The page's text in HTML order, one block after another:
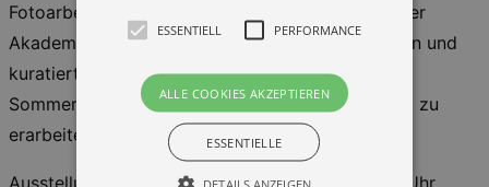
Fotoarbeiten gezeigt. Wesentlicher Bestandteil der
Akademie ist es, gemeinsam mit den Dozierenden und
kuratiert von Anke Dietrich, Leiterin der
Sommerakademie, die Teilnehmendenausstellung zu
erarbeiten und zu präsentieren.
Ausstellungsdauer: 6.-20.8.2022 | MI - FR 15-19 Uhr,
ESSENTIELL PERFORMANCE
ALLE COOKIES AKZEPTIEREN
ESSENTIELLE
DETAILS ANZEIGEN